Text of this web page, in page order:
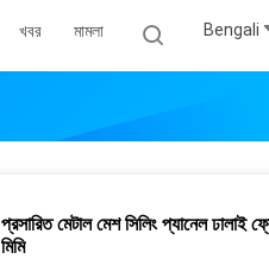
খবর মামলা Bengali
প্রসারিত মেটাল মেশ সিলিং প্যানেল
মিমি